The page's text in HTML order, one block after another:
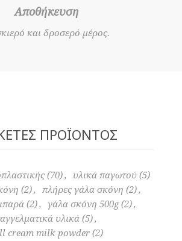
Αποθήκευση
και δροσερό μέρος.
ΠΡΟΪΌΝΤΟΣ
(70), υλικά παγωτού (5)
(2), πλήρες γάλα σκόνη (2),
(2), γάλα σκόνη 500g (2),
υλικά (5),
cream milk powder (2)